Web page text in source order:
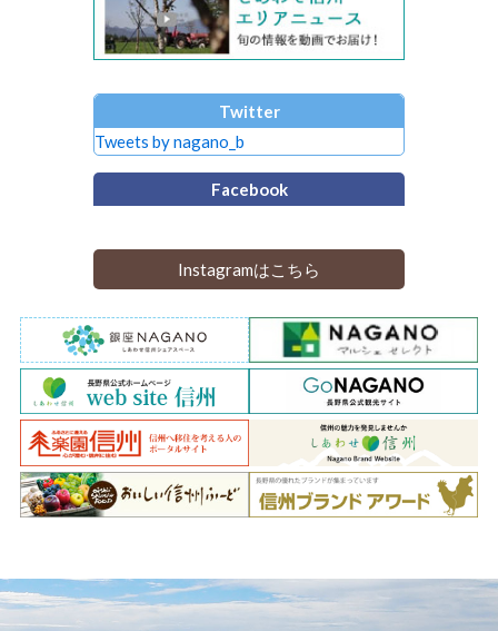
Twitter
Tweets by nagano_b
Facebook
Instagramはこちら